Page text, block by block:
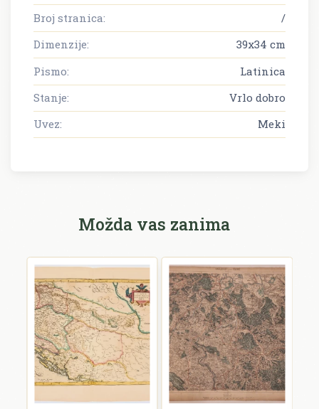
Broj stranica:
/
Dimenzije:
39x34 cm
Pismo:
Latinica
Stanje:
Vrlo dobro
Uvez:
Meki
Možda vas zanima